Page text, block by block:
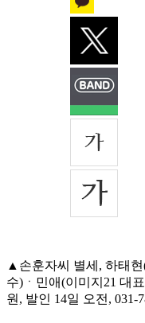
▲손훈자씨 별세, 하태
수)ㆍ민애(이미지21 대
원, 발인 14일 오전, 031-